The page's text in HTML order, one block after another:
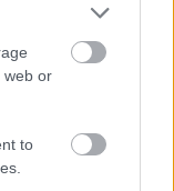
web or
to
beszélt